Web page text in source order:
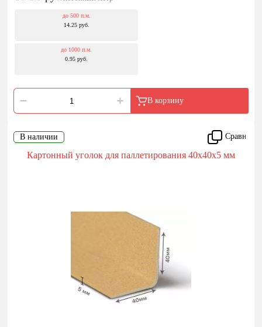
до 500 п.м.
14.25 руб.
до 1000 п.м.
0.95 руб.
В корзину
Сравнить
В наличии
Картонный уголок для паллетирования 40x40x5 мм